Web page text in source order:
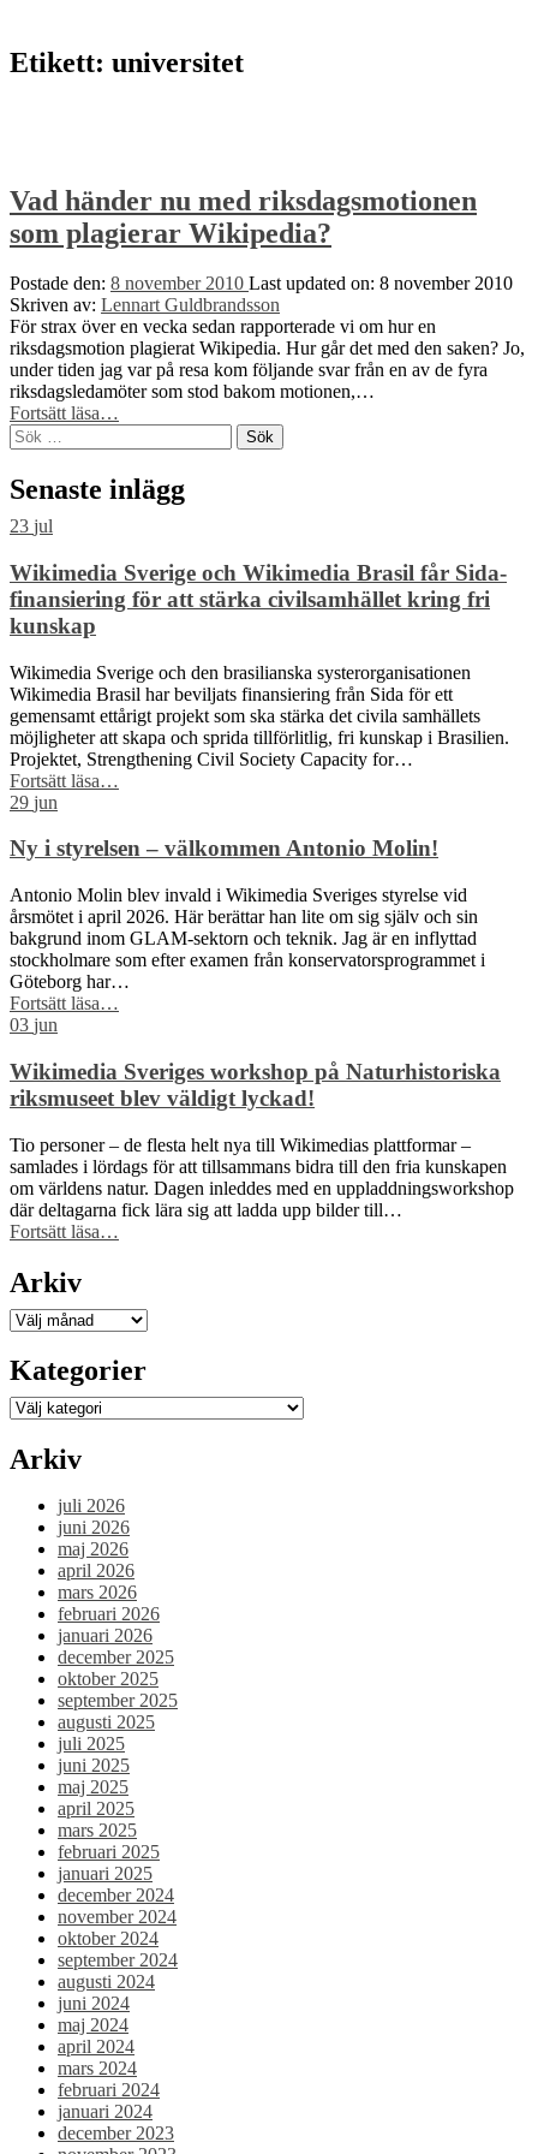
Etikett: universitet
Vad händer nu med riksdagsmotionen
som plagierar Wikipedia?
Postade den: 8 november 2010 Last updated on: 8 november 2010
Skriven av: Lennart Guldbrandsson
För strax över en vecka sedan rapporterade vi om hur en
riksdagsmotion plagierat Wikipedia. Hur går det med den saken? Jo,
under tiden jag var på resa kom följande svar från en av de fyra
riksdagsledamöter som stod bakom motionen,…
Fortsätt läsa“Vad
nu
med
riksdagsmotionen
Wikipedia?”
…
Sök
efter:
Senaste inlägg
23 jul
Wikimedia Sverige och Wikimedia Brasil får Sida-
finansiering för att stärka civilsamhället kring fri
kunskap
Wikimedia Sverige och den brasilianska systerorganisationen
Wikimedia Brasil har beviljats finansiering från Sida för ett
gemensamt ettårigt projekt som ska stärka det civila samhällets
möjligheter att skapa och sprida tillförlitlig, fri kunskap i Brasilien.
Projektet, Strengthening Civil Society Capacity for…
Fortsätt läsa
Wikimedia
får
Sida-
finansiering
för
att
civilsamhället
fri
kunskap”
…
29 jun
Ny i styrelsen – välkommen Antonio Molin!
Antonio Molin blev invald i Wikimedia Sveriges styrelse vid
årsmötet i april 2026. Här berättar han lite om sig själv och sin
bakgrund inom GLAM-sektorn och teknik. Jag är en inflyttad
stockholmare som efter examen från konservatorsprogrammet i
Göteborg har…
Fortsätt läsa
–
välkommen
Antonio
…
03 jun
Wikimedia Sveriges workshop på Naturhistoriska
riksmuseet blev väldigt lyckad!
Tio personer – de flesta helt nya till Wikimedias plattformar –
samlades i lördags för att tillsammans bidra till den fria kunskapen
om världens natur. Dagen inleddes med en uppladdningsworkshop
där deltagarna fick lära sig att ladda upp bilder till…
Fortsätt läsa
Naturhistoriska
riksmuseet
blev
väldigt
lyckad!”
…
Arkiv
Arkiv
Kategorier
Kategorier
Arkiv
juli 2026
juni 2026
maj 2026
april 2026
mars 2026
februari 2026
januari 2026
december 2025
oktober 2025
september 2025
augusti 2025
juli 2025
juni 2025
maj 2025
april 2025
mars 2025
februari 2025
januari 2025
december 2024
november 2024
oktober 2024
september 2024
augusti 2024
juni 2024
maj 2024
april 2024
mars 2024
februari 2024
januari 2024
december 2023